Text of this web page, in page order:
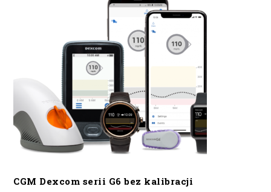
CGM Dexcom serii G6 bez kalibracji